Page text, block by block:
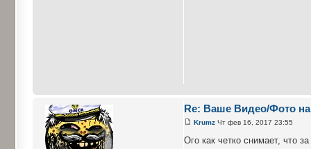
Re: Ваше Видео/Фото
KrumzЧт фев 16, 2017 23:55
Ого как четко снимает, что